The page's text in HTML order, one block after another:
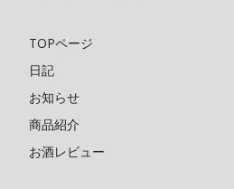
TOPページ
日記
お知らせ
商品紹介
お酒レビュー